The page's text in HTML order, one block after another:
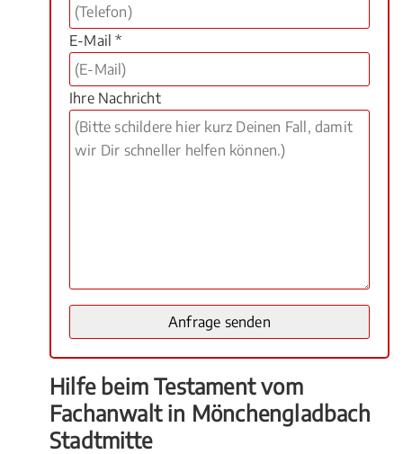
E-Mail *
Ihre Nachricht
Hilfe beim Testament vom
Fachanwalt in Mönchengladbach
Stadtmitte